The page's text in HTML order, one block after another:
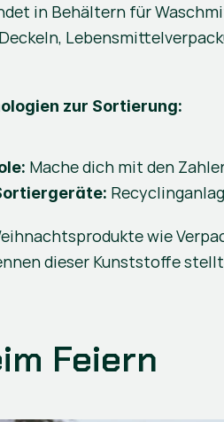
in Behältern für
zur Sortierung:
Mache dich mit den
wie
dieser Kunststoffe
Feiern